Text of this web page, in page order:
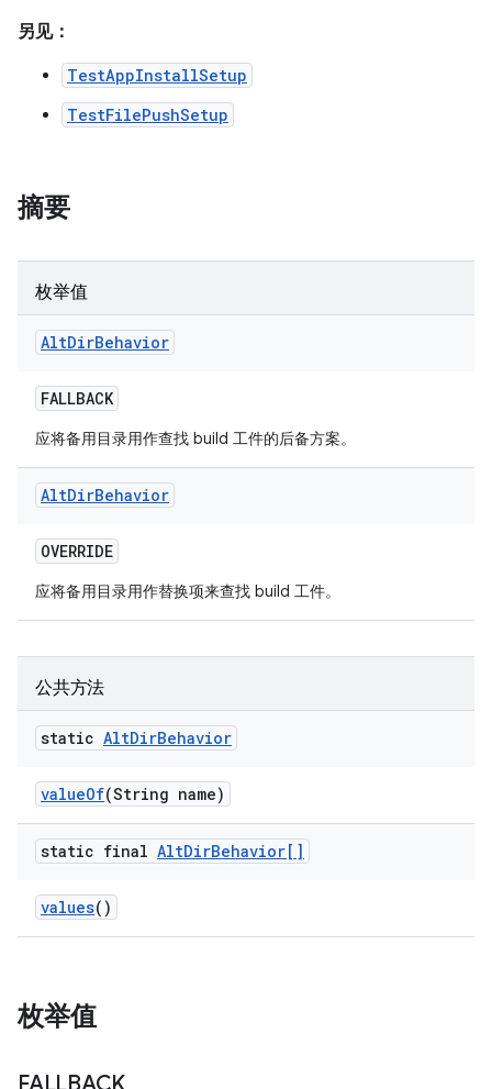
另见：
TestAppInstallSetup
TestFilePushSetup
摘要
枚举值
AltDirBehavior
FALLBACK
应将备用目录用作查找 build 工件的后备方案。
AltDirBehavior
OVERRIDE
应将备用目录用作替换项来查找 build 工件。
公共方法
static AltDirBehavior
valueOf(String name)
static final AltDirBehavior[]
values()
枚举值